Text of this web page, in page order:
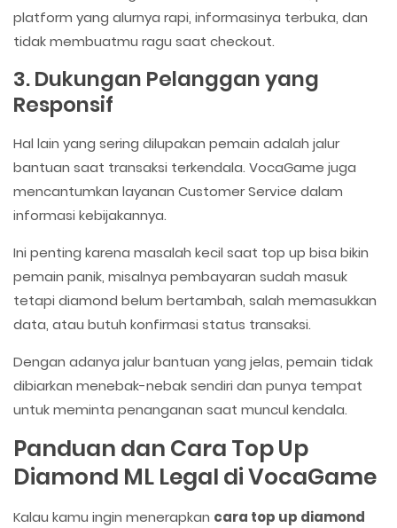
platform yang alurnya rapi, informasinya terbuka, dan
tidak membuatmu ragu saat checkout.
3. Dukungan Pelanggan yang
Responsif
Hal lain yang sering dilupakan pemain adalah jalur
bantuan saat transaksi terkendala. VocaGame juga
mencantumkan layanan Customer Service dalam
informasi kebijakannya.
Ini penting karena masalah kecil saat top up bisa bikin
pemain panik, misalnya pembayaran sudah masuk
tetapi diamond belum bertambah, salah memasukkan
data, atau butuh konfirmasi status transaksi.
Dengan adanya jalur bantuan yang jelas, pemain tidak
dibiarkan menebak-nebak sendiri dan punya tempat
untuk meminta penanganan saat muncul kendala.
Panduan dan Cara Top Up
Diamond ML Legal di VocaGame
Kalau kamu ingin menerapkan cara top up diamond